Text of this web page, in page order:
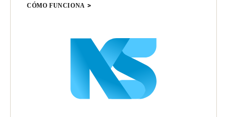
CÓMO FUNCIONA